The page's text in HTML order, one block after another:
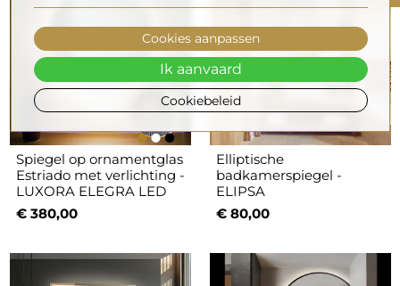
Spiegel op ornamentglas
Estriado met verlichting -
LUXORA ELEGRA LED
€ 380,00
Elliptische
badkamerspiegel -
ELIPSA
€ 80,00
Cookiebeleid
Cookies aanpassen
Ik aanvaard